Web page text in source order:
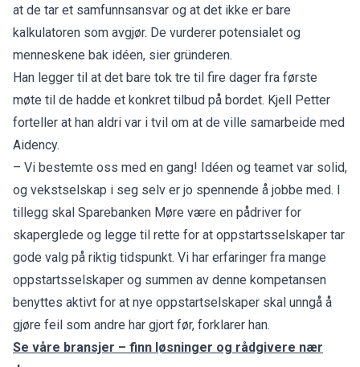
at de tar et samfunnsansvar og at det ikke er bare
kalkulatoren som avgjør. De vurderer potensialet og
menneskene bak idéen, sier gründeren.
Han legger til at det bare tok tre til fire dager fra første
møte til de hadde et konkret tilbud på bordet. Kjell Petter
forteller at han aldri var i tvil om at de ville samarbeide med
Aidency.
– Vi bestemte oss med en gang! Idéen og teamet var solid,
og vekstselskap i seg selv er jo spennende å jobbe med. I
tillegg skal Sparebanken Møre være en pådriver for
skaperglede og legge til rette for at oppstartsselskaper tar
gode valg på riktig tidspunkt. Vi har erfaringer fra mange
oppstartsselskaper og summen av denne kompetansen
benyttes aktivt for at nye oppstartselskaper skal unngå å
gjøre feil som andre har gjort før, forklarer han.
Se våre bransjer – finn løsninger og rådgivere nær